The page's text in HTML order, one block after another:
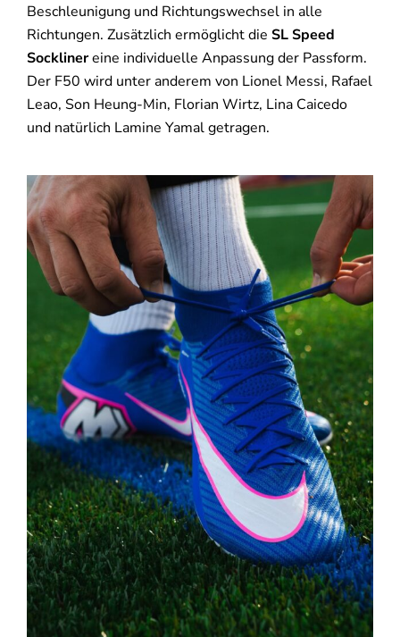
Beschleunigung und Richtungswechsel in alle
Richtungen. Zusätzlich ermöglicht die SL Speed
Socklinereine individuelle Anpassung der Passform.
Der F50 wird unter anderem von Lionel Messi, Rafael
Leao, Son Heung-Min, Florian Wirtz, Lina Caicedo
und natürlich Lamine Yamal getragen.